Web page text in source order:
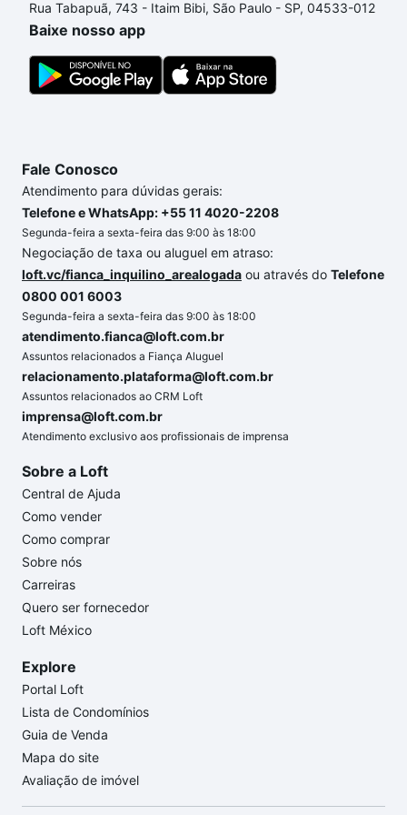
comprar um apartamento e conte com a gente para
comprar o imóvel dos seus sonhos com segurança e
conforto. Loft, com você até as chaves.
Rua Tabapuã, 743 - Itaim Bibi, São Paulo - SP, 04533-012
Baixe nosso app
Fale Conosco
Atendimento para dúvidas gerais:
Telefone e WhatsApp: +55 11 4020-2208
Segunda-feira a sexta-feira das 9:00 às 18:00
Negociação de taxa ou aluguel em atraso:
loft.vc/fianca_inquilino_arealogada ou através do Telefone
0800 001 6003
Segunda-feira a sexta-feira das 9:00 às 18:00
atendimento.fianca@loft.com.br
Assuntos relacionados a Fiança Aluguel
relacionamento.plataforma@loft.com.br
Assuntos relacionados ao CRM Loft
imprensa@loft.com.br
Atendimento exclusivo aos profissionais de imprensa
Sobre a Loft
Central de Ajuda
Como vender
Como comprar
Sobre nós
Carreiras
Quero ser fornecedor
Loft México
Explore
Portal Loft
Lista de Condomínios
Guia de Venda
Mapa do site
Avaliação de imóvel